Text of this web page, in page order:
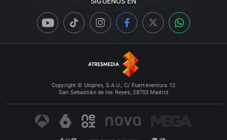
Copyright © Uniprex, S.A.U., C/ Fuerteventura 12
San Sebastián de los Reyes, 28703 Madrid